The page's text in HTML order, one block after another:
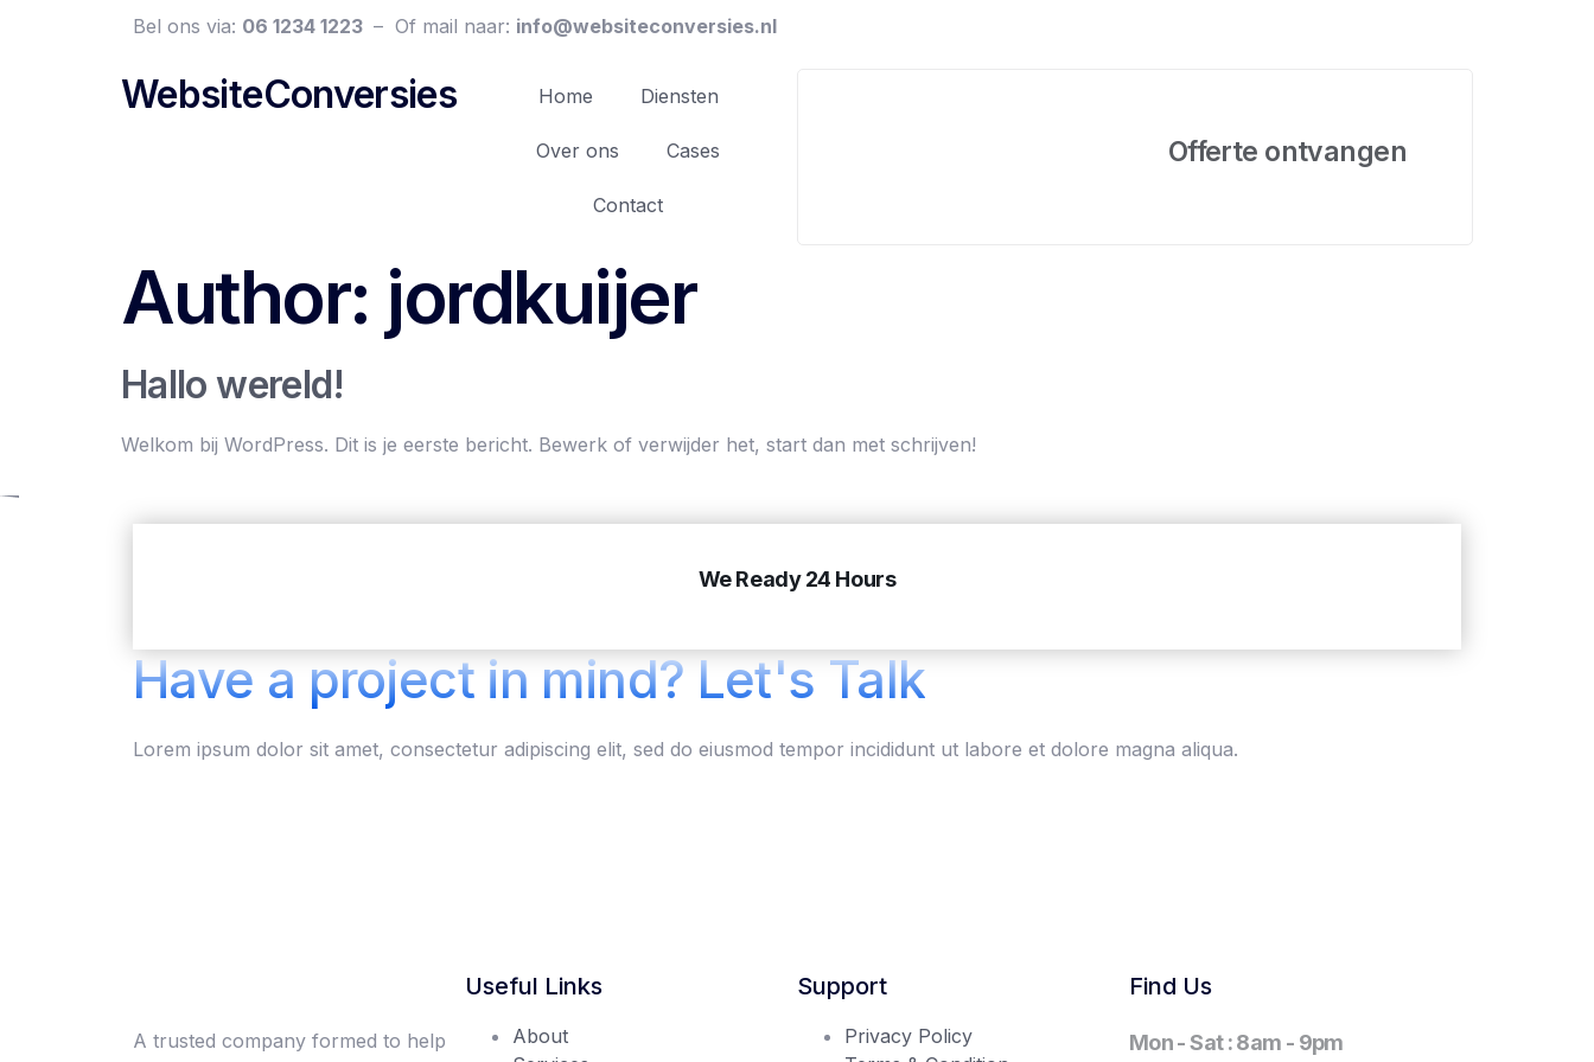
Bel ons via: 06 1234 1223 – Of mail naar: info@websiteconversies.nl
WebsiteConversies Home Diensten
Over ons Cases
Contact
Offerte ontvangen
Author: jordkuijer
Hallo wereld!
Welkom bij WordPress. Dit is je eerste bericht. Bewerk of verwijder het, start dan met schrijven!
We Ready 24 Hours
Have a project in mind? Let's Talk
Lorem ipsum dolor sit amet, consectetur adipiscing elit, sed do eiusmod tempor incididunt ut labore et dolore magna aliqua.
A trusted company formed to help
Useful Links
About
Support
Privacy Policy
Find Us
Mon - Sat : 8am - 9pm